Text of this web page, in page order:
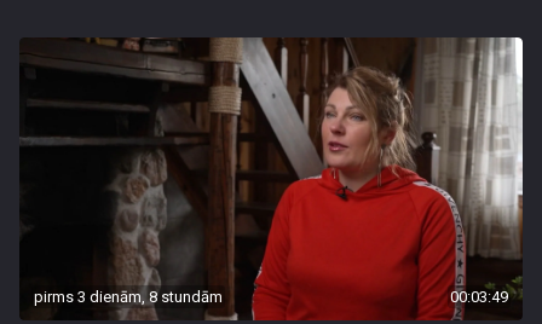
pirms 3 dienām, 8 stundām 00:03:49